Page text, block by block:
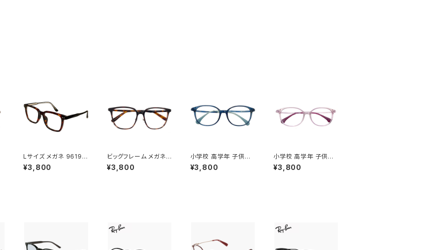
Lサイズ メガネ 9619-
62 メンズ レディース
ユニセックス 眼鏡 大き
¥3,800
ビッグフレーム メガネ 9
332-62 メンズ レディ
ース ユニセックス 眼鏡
¥3,800
小学校 高学年 子供用
メガネ 5325-8 眼鏡 キ
ッズ パソコン メガネ 男
¥3,800
小学校 高学年 子供用
メガネ 5325-5 眼鏡 キ
ッズ パソコン メガネ 男
¥3,800